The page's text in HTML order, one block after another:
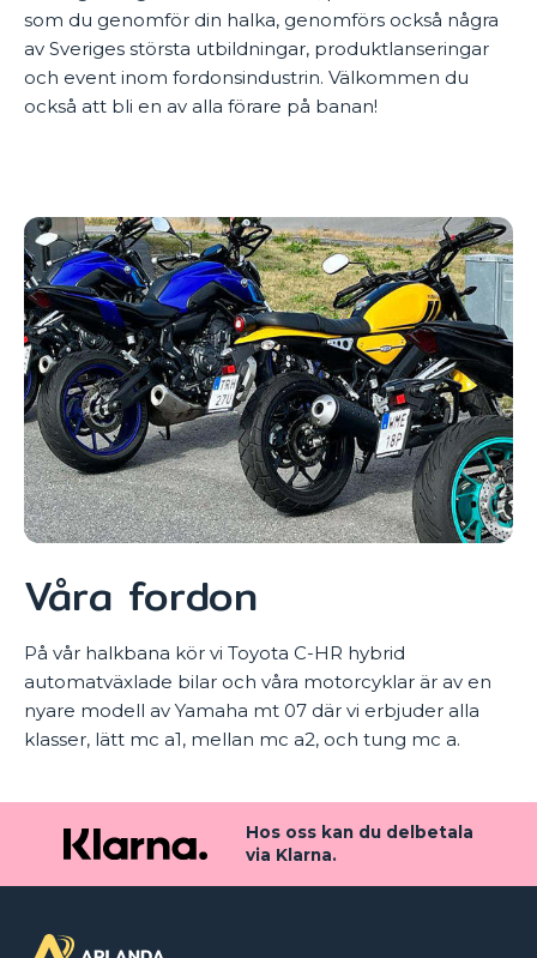
som du genomför din halka, genomförs också några
av Sveriges största utbildningar, produktlanseringar
och event inom fordonsindustrin. Välkommen du
också att bli en av alla förare på banan!
Våra fordon
På vår halkbana kör vi Toyota C-HR hybrid
automatväxlade bilar och våra motorcyklar är av en
nyare modell av Yamaha mt 07 där vi erbjuder alla
klasser, lätt mc a1, mellan mc a2, och tung mc a.
Hos oss kan du delbetala
via Klarna.
1899kr